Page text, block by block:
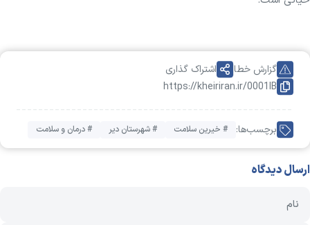
https://kheiriran.ir/0001IB
گزارش خطا اشتراک گذاری
برچسب‌ها: # خیرین سلامت # شهرستان دیر # درمان و سلامت
ارسال دیدگاه